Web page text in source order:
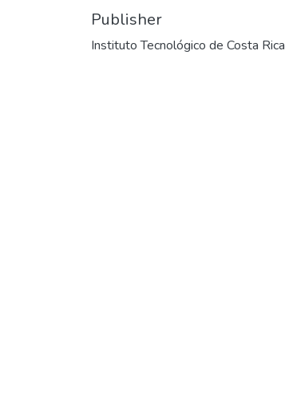
Publisher
Instituto Tecnológico de Costa Rica